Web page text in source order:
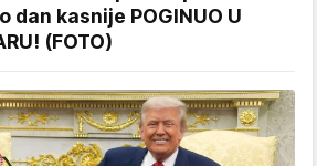
dan kasnije POGINUO U
(FOTO)